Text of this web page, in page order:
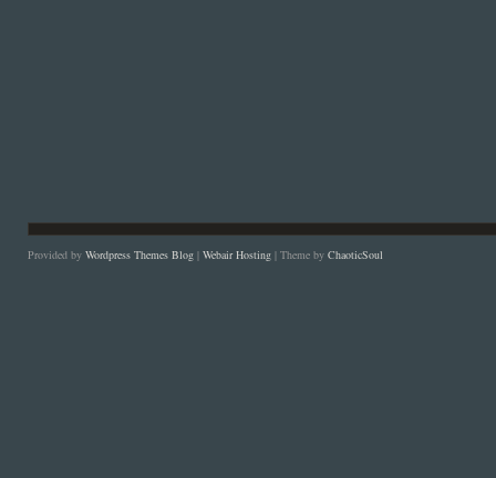
Provided by Wordpress Themes Blog | Webair Hosting | Theme by ChaoticSoul